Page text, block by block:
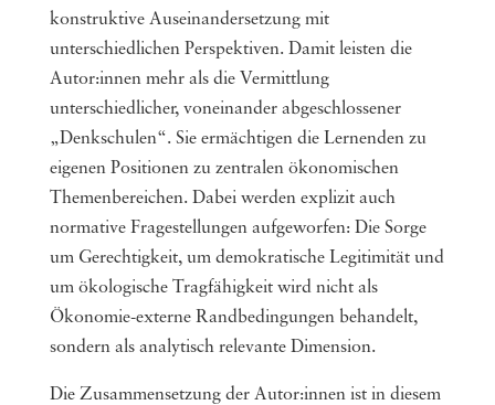
konstruktive Auseinandersetzung mit
unterschiedlichen Perspektiven. Damit leisten die
Autor:innen mehr als die Vermittlung
unterschiedlicher, voneinander abgeschlossener
„Denkschulen“. Sie ermächtigen die Lernenden zu
eigenen Positionen zu zentralen ökonomischen
Themenbereichen. Dabei werden explizit auch
normative Fragestellungen aufgeworfen: Die Sorge
um Gerechtigkeit, um demokratische Legitimität und
um ökologische Tragfähigkeit wird nicht als
Ökonomie-externe Randbedingungen behandelt,
sondern als analytisch relevante Dimension.
Die Zusammensetzung der Autor:innen ist in diesem